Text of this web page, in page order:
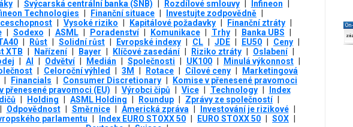
Švýcarská centrální banka (SNB) Rozdílové smlouvy Infineon
Technologies
Finanční situace Investujte zodpovědně
Vysoké riziko Kapitálové požadavky Finanční ztráty
Sodexo ASML Poradenství Komunikace Trhy Banka UBS
Růst Solidní růst Evropské indexy CL JDE EU50 Ceny
XTB
Nařízení Bayer Klíčové zasedání Riziko ztráty Oslabení
AI Odvětví Medián Společnosti UK100 Minulá výkonnost
Celoroční výhled 3М Rotace Cílové ceny
Marketingová
Financials Consumer Discretionary
Komise v přenesené pravomoci
přenesené pravomoci (EU) Výrobci čipů Vice Technology
Index
Holding ASML Holding Roundup Zprávy ze společností
Odpovědnost Směrnice Americká zpráva Investování je rizikové
parlamentu
Index EURO STOXX 50 EURO STOXX 50 SOX